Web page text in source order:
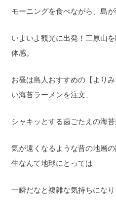
モーニングを食べながら、島
いよいよ観光に出発！三原山
体感。
お昼は島人おすすめの【より
い海苔ラーメンを注文、
シャキッとする歯ごたえの海
気が遠くなるような昔の地層
生なんて地球にとっては
一瞬だなと複雑な気持ちになり